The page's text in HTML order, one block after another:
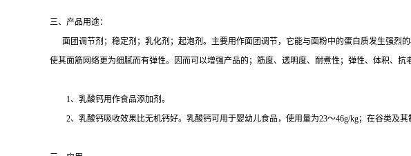
三、产品用途：
面团调节剂；稳定剂；乳化剂；起泡剂。主要用作面团调节，它能与面粉中的蛋白质发生强烈
使其面筋网络更为细腻而有弹性。因而可以增强产品的；筋度、透明度、耐煮性；弹性、体积、抗
1、乳酸钙用作食品添加剂。
2、乳酸钙吸收效果比无机钙好。乳酸钙可用于婴幼儿食品，使用量为23～46g/kg；在谷类及其